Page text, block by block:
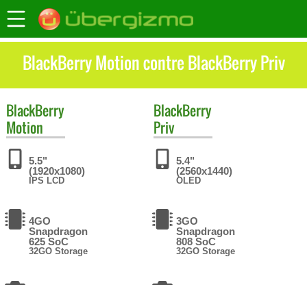
BlackBerry Motion contre BlackBerry Priv
BlackBerry
Motion
5.5"
(1920x1080)
IPS LCD
4GO
Snapdragon
625 SoC
32GO Storage
BlackBerry
Priv
5.4"
(2560x1440)
OLED
3GO
Snapdragon
808 SoC
32GO Storage